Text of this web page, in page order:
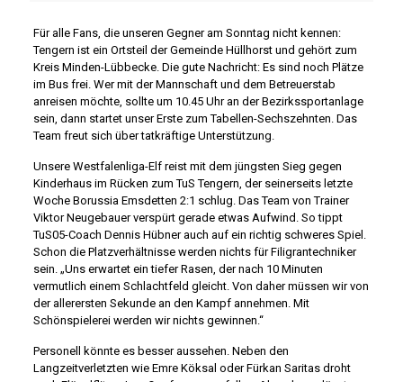
Für alle Fans, die unseren Gegner am Sonntag nicht kennen:
Tengern ist ein Ortsteil der Gemeinde Hüllhorst und gehört zum
Kreis Minden-Lübbecke. Die gute Nachricht: Es sind noch Plätze
im Bus frei. Wer mit der Mannschaft und dem Betreuerstab
anreisen möchte, sollte um 10.45 Uhr an der Bezirkssportanlage
sein, dann startet unser Erste zum Tabellen-Sechszehnten. Das
Team freut sich über tatkräftige Unterstützung.
Unsere Westfalenliga-Elf reist mit dem jüngsten Sieg gegen
Kinderhaus im Rücken zum TuS Tengern, der seinerseits letzte
Woche Borussia Emsdetten 2:1 schlug. Das Team von Trainer
Viktor Neugebauer verspürt gerade etwas Aufwind. So tippt
TuS05-Coach Dennis Hübner auch auf ein richtig schweres Spiel.
Schon die Platzverhältnisse werden nichts für Filigrantechniker
sein. „Uns erwartet ein tiefer Rasen, der nach 10 Minuten
vermutlich einem Schlachtfeld gleicht. Von daher müssen wir von
der allerersten Sekunde an den Kampf annehmen. Mit
Schönspielerei werden wir nichts gewinnen.“
Personell könnte es besser aussehen. Neben den
Langzeitverletzten wie Emre Köksal oder Fürkan Saritas droht